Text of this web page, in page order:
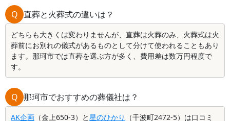
Q 直葬と火葬式の違いは？
どちらも大きくは変わりませんが、直葬は火葬のみ、火葬式は火
葬前にお別れの儀式があるものとして分けて使われることもあり
ます。那珂市では直葬を選ぶ方が多く、費用差は数万円程度で
す。
Q 那珂市でおすすめの葬儀社は？
AK企画 （金上650-3）と星のひかり
（千波町2472-5）は口コミ